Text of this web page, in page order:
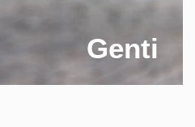
Genti